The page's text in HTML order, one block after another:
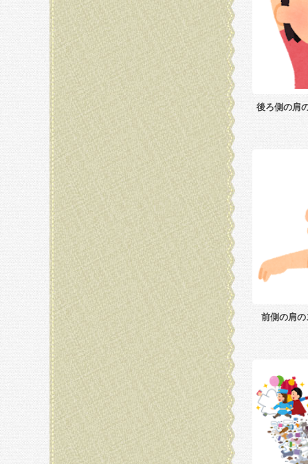
後ろ側の肩
前側の肩